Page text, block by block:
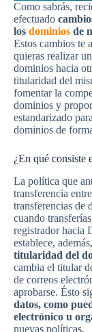
Como sabrás,
efectuado
los dominios de
Estos cambios te
quieras realizar
dominios hacia
titularidad del
fomentar la
dominios y
estandarizado
dominios de
¿En qué consiste
La política que
transferencia
transferencias de
cuando
registrador hacia
establece, además,
titularidad del
cambia el titular
de correos
aprobarse. Ésto
datos, como
electrónico u
nuevas políticas.